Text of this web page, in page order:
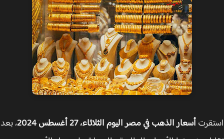
أسعار الذهب في مصر اليوم الثلاثاء، 27 أغسطس 2024
، بعد